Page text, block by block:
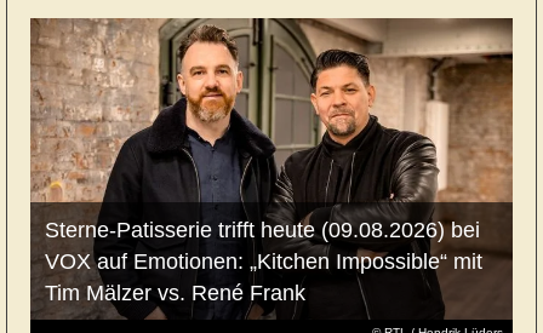
Sterne-Patisserie trifft heute (09.08.2026) bei
VOX auf Emotionen: „Kitchen Impossible“ mit
Tim Mälzer vs. René Frank